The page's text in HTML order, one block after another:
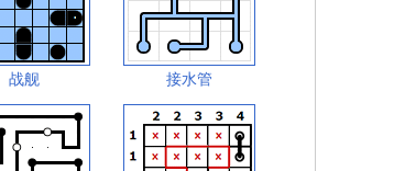
战舰 接水管